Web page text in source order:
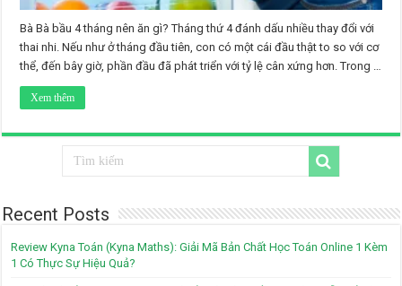
Bà Bà bầu 4 tháng nên ăn gì? Tháng thứ 4 đánh dấu nhiều thay đổi với
thai nhi. Nếu như ở tháng đầu tiên, con có một cái đầu thật to so với cơ
thể, đến bây giờ, phần đầu đã phát triển với tỷ lệ cân xứng hơn. Trong …
Xem thêm
Recent Posts
Review Kyna Toán (Kyna Maths): Giải Mã Bản Chất Học Toán Online 1 Kèm
1 Có Thực Sự Hiệu Quả?